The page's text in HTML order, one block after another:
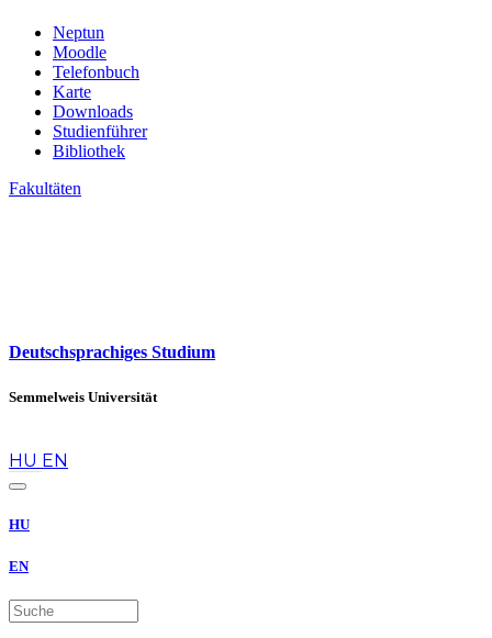
Neptun
Moodle
Telefonbuch
Karte
Downloads
Studienführer
Bibliothek
Fakultäten
Deutschsprachiges Studium
Semmelweis Universität
HU EN
HU
EN